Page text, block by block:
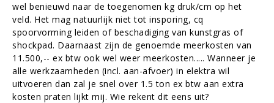
wel benieuwd naar de toegenomen kg druk/cm op het
veld. Het mag natuurlijk niet tot insporing, cq
spoorvorming leiden of beschadiging van kunstgras of
shockpad. Daarnaast zijn de genoemde meerkosten van
11.500,-- ex btw ook wel weer meerkosten..... Wanneer je
alle werkzaamheden (incl. aan-afvoer) in elektra wil
uitvoeren dan zal je snel over 1.5 ton ex btw aan extra
kosten praten lijkt mij. Wie rekent dit eens uit?